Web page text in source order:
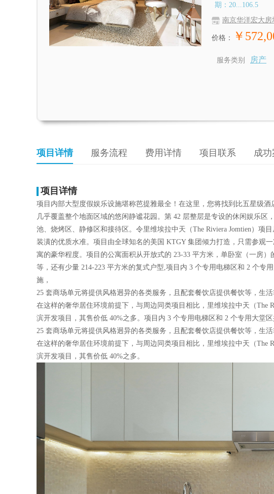
期：20...106.5
南京华洋宏大房
价格： ￥
服务类别 房产
项目详情 服务流程 费用详情 项目联系 成
项目详情
项目内部大型度假娱乐设施堪称芭提雅最全！在这里，您将找到比五星级
几乎覆盖整个地面区域的悠闲静谧花园。第 42 层整层是专设的休闲娱乐
池、烧烤区、静修区和接待区。令里维埃拉中天（The Riviera Jomtien）项
装潢的优质水准。项目由全球知名的美国 KTGY 集团倾力打造，只需参观
寓的豪华程度。项目的公寓面积从开放式的 23-33 平方米，单卧室（一房
等，还有少量 214-223 平方米的复式户型,项目内 3 个专用电梯区和 2 个专
施，
25 套商场单元将提供风格迥异的各类服务，且配套餐饮店提供餐饮等，生活
在这样的奢华居住环境前提下，与周边同类项目相比，里维埃拉中天（The
滨开发项目，其售价低 40%之多。项目内 3 个专用电梯区和 2 个专用大堂
25 套商场单元将提供风格迥异的各类服务，且配套餐饮店提供餐饮等，生活
在这样的奢华居住环境前提下，与周边同类项目相比，里维埃拉中天（The
滨开发项目，其售价低 40%之多。